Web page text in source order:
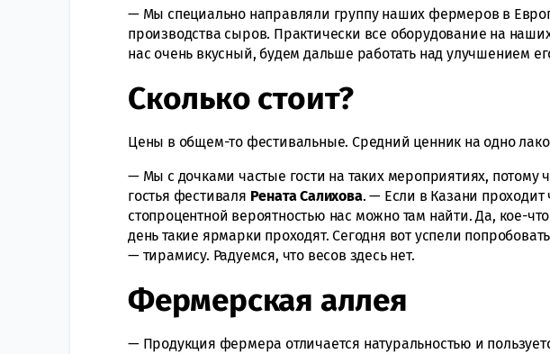
— Мы специально направляли группу наших фермеров в
производства сыров. Практически все оборудование на
нас очень вкусный, будем дальше работать над улучшением
Сколько стоит?
Цены в общем-то фестивальные. Средний ценник на одно
— Мы с дочками частые гости на таких мероприятиях, потому
гостья фестиваля Рената Салихова. — Если в Казани проходит
стопроцентной вероятностью нас можно там найти. Да, кое-
день такие ярмарки проходят. Сегодня вот успели
— тирамису. Радуемся, что весов здесь нет.
Фермерская аллея
— Продукция фермера отличается натуральностью и